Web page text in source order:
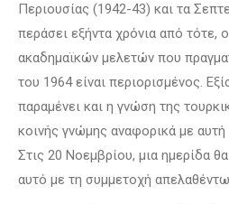
Περιουσίας (1942-43) και τα
περάσει εξήντα χρόνια από τότε,
ακαδημαϊκών μελετών που
του 1964 είναι περιορισμένος.
παραμένει και η γνώση της
κοινής γνώμης αναφορικά με αυτή
Στις 20 Νοεμβρίου, μια ημερίδα
αυτό με τη συμμετοχή